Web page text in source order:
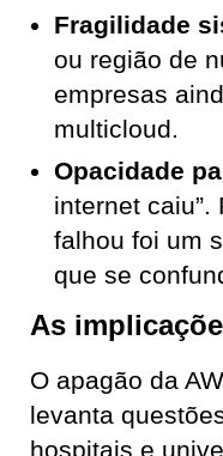
Fragilidade
ou região de
empresas
multicloud.
Opacidade
internet
falhou foi um
que se
As
O apagão da
levanta
hospitais e